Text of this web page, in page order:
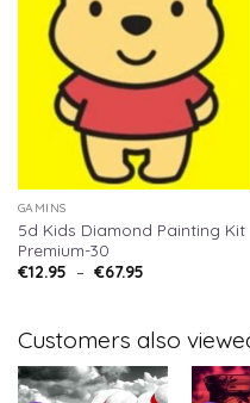
GAMINS
5d Kids Diamond Painting Kit
Premium-30
€12.95 – €67.95
Customers also